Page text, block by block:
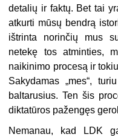
detalių ir faktų. Bet tai
atkurti mūsų bendrą
ištrinta norinčių mus
netekę tos atminties,
naikinimo procesą ir
Sakydamas „mes“,
baltarusius. Ten šis
diktatūros pažengęs
Nemanau, kad LDK